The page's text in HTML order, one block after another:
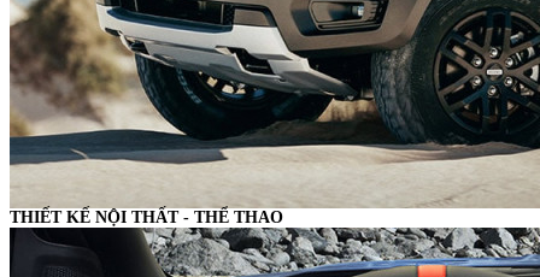
THIẾT KẾ NỘI THẤT - THỂ THAO